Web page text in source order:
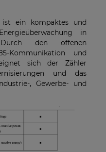
ist ein kompaktes und
in
den offenen
Kommunikation und
sich der Zähler
und das
, Gewerbe- und